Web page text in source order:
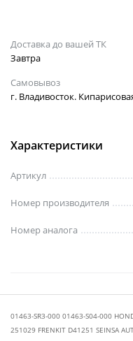
Доставка до вашей ТК
Завтра
Самовывоз
г. Владивосток.
Характеристики
Артикул
Номер производителя
Номер аналога
01463-SR3-000 01463-S04-000
251029 FRENKIT D41251 SEINSA